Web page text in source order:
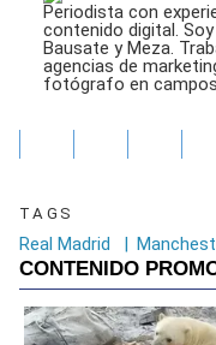
Periodista con
contenido digital.
Bausate y Meza.
agencias de
fotógrafo en
TAGS
Real Madrid |